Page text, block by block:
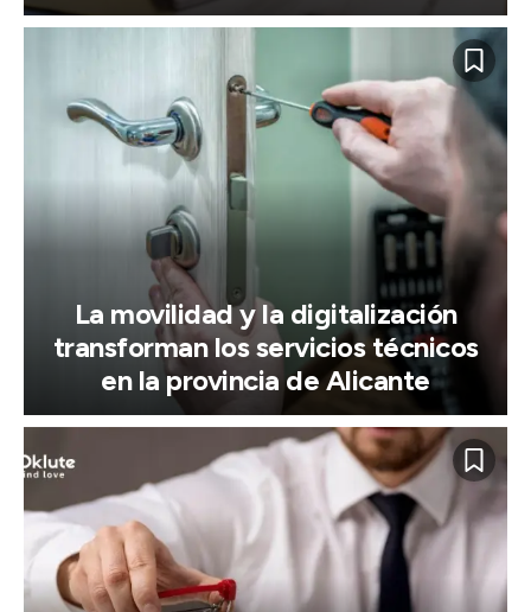
La movilidad y la digitalización
transforman los servicios técnicos
en la provincia de Alicante